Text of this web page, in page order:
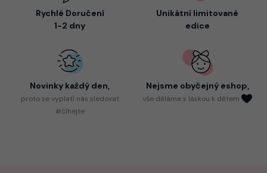
Rychlé Doručení
1-2 dny
Unikátní limitované
edice
Novinky každý den,
protose vyplatí nás sledovat
#číhejte
Nejsme obyčejný eshop,
vše děláme s láskou k dětem